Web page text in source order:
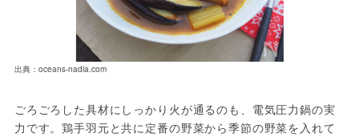
出典：oceans-nadia.com
ごろごろした具材にしっかり火が通るのも、電気圧力鍋の実
力です。鶏手羽元と共に定番の野菜から季節の野菜を入れて